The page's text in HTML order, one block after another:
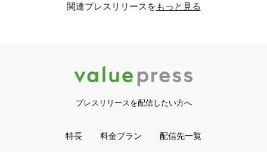
関連プレスリリースをもっと見る
プレスリリースを配信したい方へ
特長 料金プラン 配信先一覧